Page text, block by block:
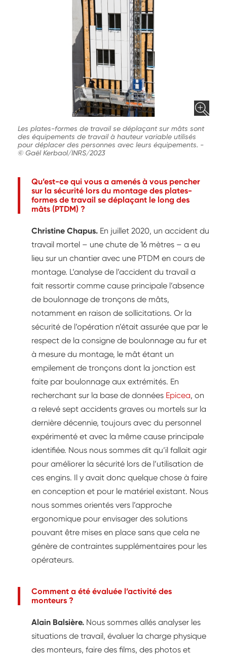
Les plates-formes de travail se déplaçant sur mâts sont
des équipements de travail à hauteur variable utilisés
pour déplacer des personnes avec leurs équipements. -
© Gaël Kerbaol/INRS/2023
Qu’est-ce qui vous a amenés à vous pencher
sur la sécurité lors du montage des plates-
formes de travail se déplaçant le long des
mâts (PTDM) ?
Christine Chapus. En juillet 2020, un accident du
travail mortel – une chute de 16 mètres – a eu
lieu sur un chantier avec une PTDM en cours de
montage. L’analyse de l’accident du travail a
fait ressortir comme cause principale l’absence
de boulonnage de tronçons de mâts,
notamment en raison de sollicitations. Or la
sécurité de l’opération n’était assurée que par le
respect de la consigne de boulonnage au fur et
à mesure du montage, le mât étant un
empilement de tronçons dont la jonction est
faite par boulonnage aux extrémités. En
recherchant sur la base de données Epicea, on
a relevé sept accidents graves ou mortels sur la
dernière décennie, toujours avec du personnel
expérimenté et avec la même cause principale
identifiée. Nous nous sommes dit qu’il fallait agir
pour améliorer la sécurité lors de l’utilisation de
ces engins. Il y avait donc quelque chose à faire
en conception et pour le matériel existant. Nous
nous sommes orientés vers l’approche
ergonomique pour envisager des solutions
pouvant être mises en place sans que cela ne
génère de contraintes supplémentaires pour les
opérateurs.
Comment a été évaluée l’activité des
monteurs ?
Alain Balsière. Nous sommes allés analyser les
situations de travail, évaluer la charge physique
des monteurs, faire des films, des photos et